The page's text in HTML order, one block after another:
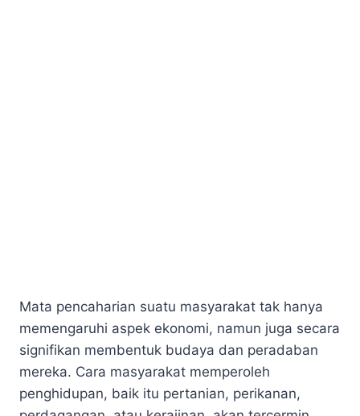
Mata pencaharian suatu masyarakat tak hanya
memengaruhi aspek ekonomi, namun juga secara
signifikan membentuk budaya dan peradaban
mereka. Cara masyarakat memperoleh
penghidupan, baik itu pertanian, perikanan,